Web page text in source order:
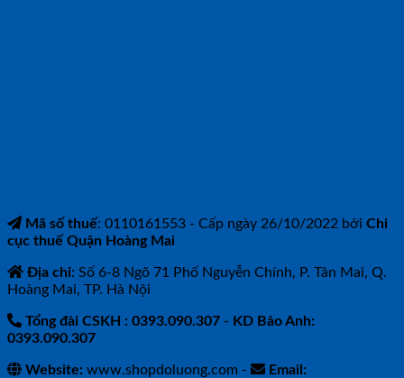
Mã số thuế: 0110161553 - Cấp ngày 26/10/2022 bởi Chi
cục thuế Quận Hoàng Mai
Địa chỉ: Số 6-8 Ngõ 71 Phố Nguyễn Chính, P. Tân Mai, Q.
Hoàng Mai, TP. Hà Nội
Tổng đài CSKH : 0393.090.307 - KD Bảo Anh:
0393.090.307
Website: www.shopdoluong.com -
Email: